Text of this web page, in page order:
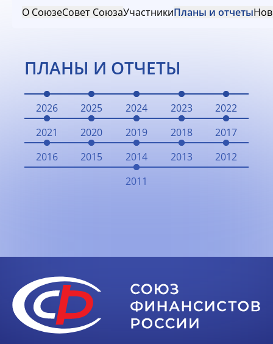
О СоюзеСовет СоюзаУчастникиПланы и отчеты
ПЛАНЫ И ОТЧЕТЫ
2026 2025 2024 2023
2022
2021
2020 2019 2018
2017
2016
2015 2014 2013
2012
2011